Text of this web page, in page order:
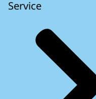
Service